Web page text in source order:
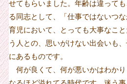
せてもらいました。年齢は違って
る同志として、「仕事ではないつ
育児において、とっても大事なこ
う人との、思いがけない出会いも
にあるものです。
何が良くて、何が悪いかはわか